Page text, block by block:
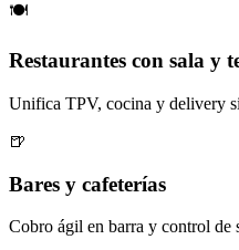
🍽️
Restaurantes con sala y
Unifica TPV, cocina y delivery
🍺
Bares y cafeterías
Cobro ágil en barra y control de